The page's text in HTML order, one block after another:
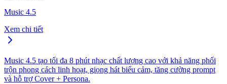
Music 4.5
Xem chi tiết
Music 4.5 tạo tối đa 8 phút nhạc chất lượng cao với khả năng phối
trộn phong cách linh hoạt, giọng hát biểu cảm, tăng cường prompt
và hỗ trợ Cover + Persona.